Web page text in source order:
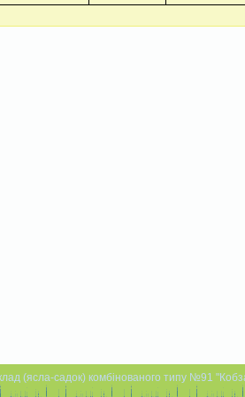
(ясла-садок) комбінованого типу №91